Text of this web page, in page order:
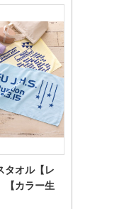
タオル【レ
【カラー生